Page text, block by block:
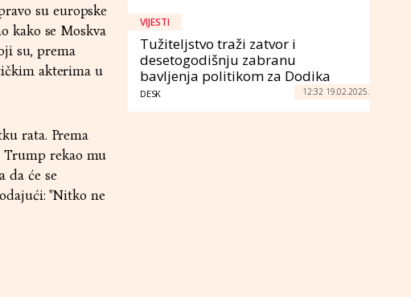
su europske
kako se Moskva
su, prema
akterima u
rata. Prema
Trump rekao mu
da će se
"Nitko ne
VIJESTI
Tužiteljstvo traži zatvor i
desetogodišnju zabranu
bavljenja politikom za Dodika
DESK 12:32 19.02.2025.